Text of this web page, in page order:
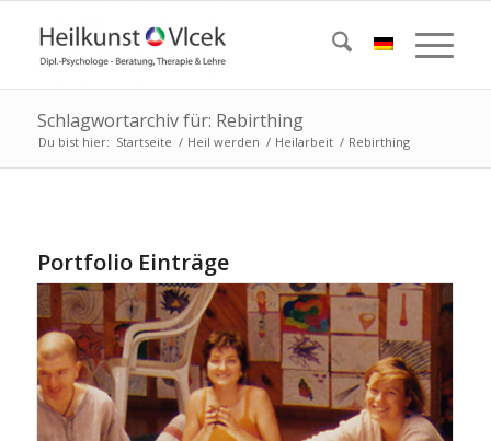
Schlagwortarchiv für: Rebirthing
Du bist hier: Startseite / Heil werden / Heilarbeit / Rebirthing
Portfolio Einträge